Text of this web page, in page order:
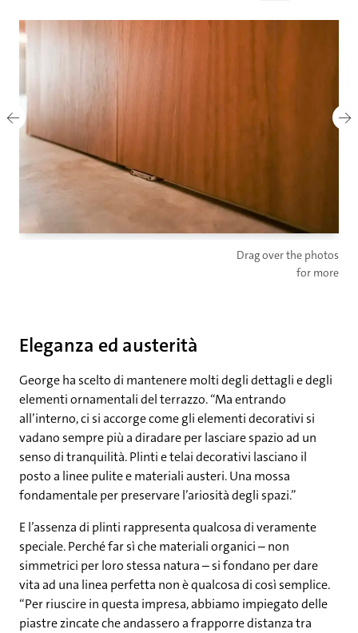
Drag over the photos
for more
Eleganza ed austerità
George ha scelto di mantenere molti degli dettagli e degli
elementi ornamentali del terrazzo. “Ma entrando
all’interno, ci si accorge come gli elementi decorativi si
vadano sempre più a diradare per lasciare spazio ad un
senso di tranquilità. Plinti e telai decorativi lasciano il
posto a linee pulite e materiali austeri. Una mossa
fondamentale per preservare l’ariosità degli spazi.”
E l’assenza di plinti rappresenta qualcosa di veramente
speciale. Perché far sì che materiali organici – non
simmetrici per loro stessa natura – si fondano per dare
vita ad una linea perfetta non è qualcosa di così semplice.
“Per riuscire in questa impresa, abbiamo impiegato delle
piastre zincate che andassero a frapporre distanza tra